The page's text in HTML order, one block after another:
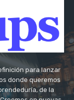
para lanzar
donde queremos
de la